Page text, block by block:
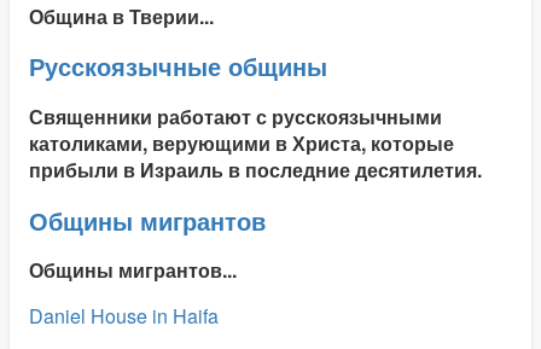
Община в Тверии...
Русскоязычные общины
Священники работают с русскоязычными
католиками, верующими в Христа, которые
прибыли в Израиль в последние десятилетия.
Общины мигрантов
Общины мигрантов...
Daniel House in Haifa